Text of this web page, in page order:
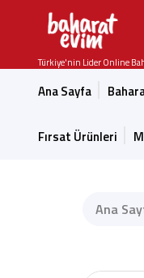
Türkiye'nin Lider Online
Ana Sayfa
Fırsat Ürünleri
Ana